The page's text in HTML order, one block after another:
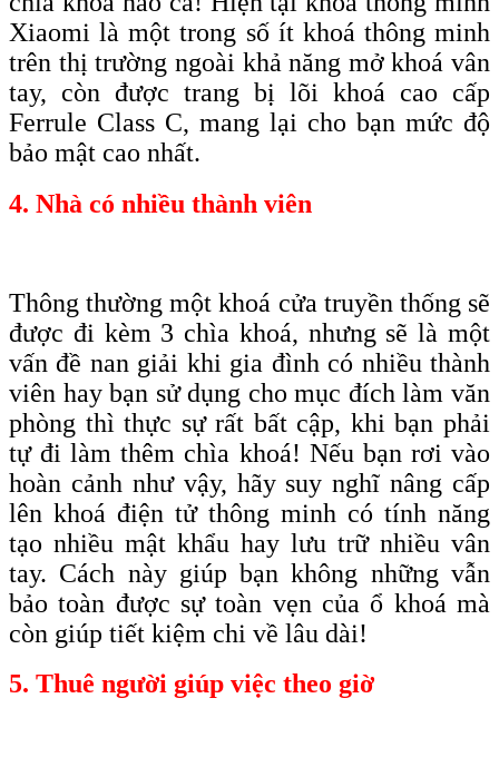
Xiaomi là một trong số ít khoá thông minh
trên thị trường ngoài khả năng mở khoá vân
tay, còn được trang bị lõi khoá cao cấp
Ferrule Class C, mang lại cho bạn mức độ
bảo mật cao nhất.
4. Nhà có nhiều thành viên
Thông thường một khoá cửa truyền thống sẽ
được đi kèm 3 chìa khoá, nhưng sẽ là một
vấn đề nan giải khi gia đình có nhiều thành
viên hay bạn sử dụng cho mục đích làm văn
phòng thì thực sự rất bất cập, khi bạn phải
tự đi làm thêm chìa khoá! Nếu bạn rơi vào
hoàn cảnh như vậy, hãy suy nghĩ nâng cấp
lên khoá điện tử thông minh có tính năng
tạo nhiều mật khẩu hay lưu trữ nhiều vân
tay. Cách này giúp bạn không những vẫn
bảo toàn được sự toàn vẹn của ổ khoá mà
còn giúp tiết kiệm chi về lâu dài!
5. Thuê người giúp việc theo giờ